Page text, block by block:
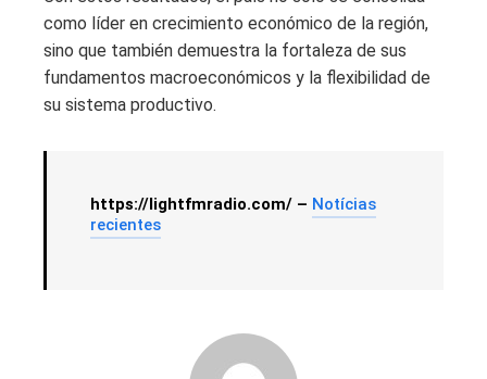
como líder en crecimiento económico de la región,
sino que también demuestra la fortaleza de sus
fundamentos macroeconómicos y la flexibilidad de
su sistema productivo.
https://lightfmradio.com/ – Notícias
recientes